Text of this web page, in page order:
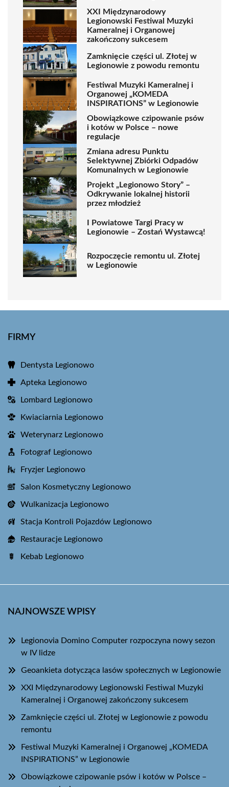
XXI Międzynarodowy
Legionowski Festiwal Muzyki
Kameralnej i Organowej
zakończony sukcesem
Zamknięcie części ul. Złotej w
Legionowie z powodu remontu
Festiwal Muzyki Kameralnej i
Organowej „KOMEDA
INSPIRATIONS” w Legionowie
Obowiązkowe czipowanie psów
i kotów w Polsce – nowe
regulacje
Zmiana adresu Punktu
Selektywnej Zbiórki Odpadów
Komunalnych w Legionowie
Projekt „Legionowo Story” –
Odkrywanie lokalnej historii
przez młodzież
I Powiatowe Targi Pracy w
Legionowie – Zostań Wystawcą!
Rozpoczęcie remontu ul. Złotej
w Legionowie
FIRMY
Dentysta Legionowo
Apteka Legionowo
Lombard Legionowo
Kwiaciarnia Legionowo
Weterynarz Legionowo
Fotograf Legionowo
Fryzjer Legionowo
Salon Kosmetyczny Legionowo
Wulkanizacja Legionowo
Stacja Kontroli Pojazdów Legionowo
Restauracje Legionowo
Kebab Legionowo
NAJNOWSZE WPISY
Legionovia Domino Computer rozpoczyna nowy sezon
w IV lidze
Geoankieta dotycząca lasów społecznych w Legionowie
XXI Międzynarodowy Legionowski Festiwal Muzyki
Kameralnej i Organowej zakończony sukcesem
Zamknięcie części ul. Złotej w Legionowie z powodu
remontu
Festiwal Muzyki Kameralnej i Organowej „KOMEDA
INSPIRATIONS” w Legionowie
Obowiązkowe czipowanie psów i kotów w Polsce –